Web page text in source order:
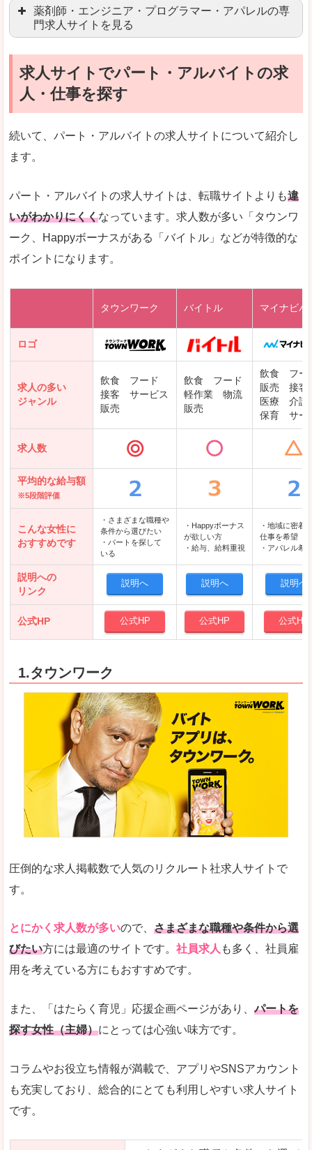
検索人気キーワードの上位が「40代」「50代」
使いやすさ
文字が大きくて見やすいです。
求人を含んだページを見てみる
薬剤師・エンジニア・プログラマー・アパレルの専
門求人サイトを見る
マイナビ薬剤師
リクナビ薬剤師
ファルマスタッフ
薬キャリ(エムスリー)
ファーマキャリア
レバテックキャリア
DODAエンジニア IT
クリーデンス
テンプスタッフ
アパレル転職なび
求人サイトでパート・アルバイトの求
人・仕事を探す
続いて、パート・アルバイトの求人サイトについて紹介し
ます。
パート・アルバイトの求人サイトは、転職サイトよりも違
いがわかりにくくなっています。求人数が多い「タウンワ
ーク、Happyボーナスがある「バイトル」などが特徴的な
ポイントになります。
タウンワーク バイトル マイナビバ
ロゴ
求人の多い
ジャンル
飲食 フード
接客 サービス
販売
飲食 フード
軽作業 物流
販売
飲食 フー
販売 接客
医療 介護
保育 サー
求人数
平均的な給与額
※5段階評価
こんな女性に
おすすめです
・さまざまな職種や
条件から選びたい
・パートを探して
いる
・Happyボーナス
が欲しい方
・給与、給料重視
・地域に密着
仕事を希望
・アパレル希
説明への
リンク
説明へ 説明へ 説明へ
公式HP 公式HP 公式HP 公式HP
1.タウンワーク
圧倒的な求人掲載数で人気のリクルート社求人サイトで
す。
とにかく求人数が多いので、 さまざまな職種や条件から選
びたい方には最適のサイトです。 社員求人 も多く、社員雇
用を考えている方にもおすすめです。
また、「はたらく育児」応援企画ページがあり、パートを
探す女性（主婦）にとっては心強い味方です。
コラムやお役立ち情報が満載で、アプリやSNSアカウント
も充実しており、総合的にとても利用しやすい求人サイト
です。